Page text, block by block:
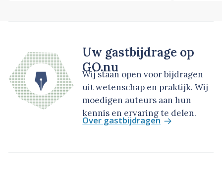
Uw gastbijdrage op
GO.nu
Wij staan open voor bijdragen
uit wetenschap en praktijk. Wij
moedigen auteurs aan hun
kennis en ervaring te delen.
Over gastbijdragen